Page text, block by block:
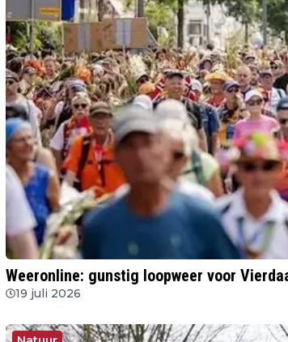
Weeronline: gunstig loopweer voor
19 juli 2026